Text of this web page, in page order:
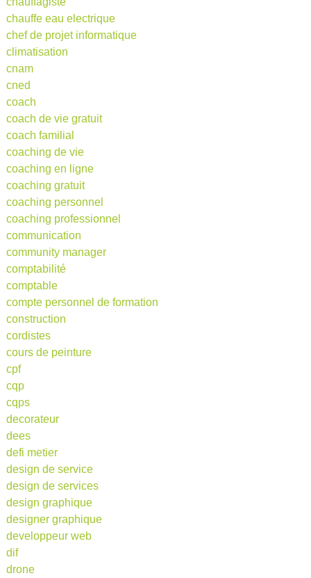
chauffe eau electrique
chef de projet informatique
climatisation
cnam
cned
coach
coach de vie gratuit
coach familial
coaching de vie
coaching en ligne
coaching gratuit
coaching personnel
coaching professionnel
communication
community manager
comptabilité
comptable
compte personnel de formation
construction
cordistes
cours de peinture
cpf
cqp
cqps
decorateur
dees
defi metier
design de service
design de services
design graphique
designer graphique
developpeur web
dif
drone